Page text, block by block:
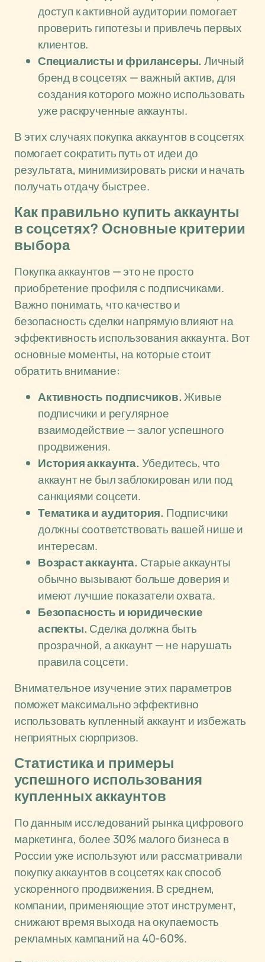
доступ к активной аудитории помогает
проверить гипотезы и привлечь первых
клиентов.
Специалисты и фрилансеры. Личный
бренд в соцсетях — важный актив, для
создания которого можно использовать
уже раскрученные аккаунты.
В этих случаях покупка аккаунтов в соцсетях
помогает сократить путь от идеи до
результата, минимизировать риски и начать
получать отдачу быстрее.
Как правильно купить аккаунты
в соцсетях? Основные критерии
выбора
Покупка аккаунтов — это не просто
приобретение профиля с подписчиками.
Важно понимать, что качество и
безопасность сделки напрямую влияют на
эффективность использования аккаунта. Вот
основные моменты, на которые стоит
обратить внимание:
Активность подписчиков.Живые
подписчики и регулярное
взаимодействие — залог успешного
продвижения.
История аккаунта. Убедитесь, что
аккаунт не был заблокирован или под
санкциями соцсети.
Тематика и аудитория. Подписчики
должны соответствовать вашей нише и
интересам.
Возраст аккаунта. Старые аккаунты
обычно вызывают больше доверия и
имеют лучшие показатели охвата.
Безопасность и юридические
аспекты. Сделка должна быть
прозрачной, а аккаунт — не нарушать
правила соцсети.
Внимательное изучение этих параметров
поможет максимально эффективно
использовать купленный аккаунт и избежать
неприятных сюрпризов.
Статистика и примеры
успешного использования
купленных аккаунтов
По данным исследований рынка цифрового
маркетинга, более 30% малого бизнеса в
России уже используют или рассматривали
покупку аккаунтов в соцсетях как способ
ускоренного продвижения. В среднем,
компании, применяющие этот инструмент,
снижают время выхода на окупаемость
рекламных кампаний на 40-60%.